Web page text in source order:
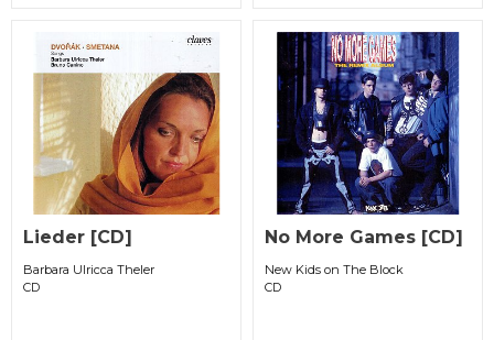
Lieder [CD]
Barbara Ulricca Theler
CD
No More Games [CD]
New Kids on The Block
CD